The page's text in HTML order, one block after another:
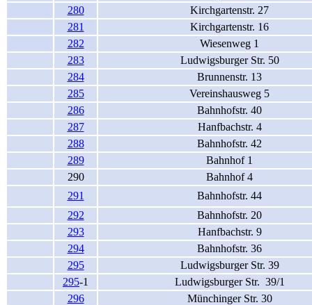
280
Kirchgartenstr. 27
281
Kirchgartenstr. 16
282
Wiesenweg 1
283
Ludwigsburger Str. 50
284
Brunnenstr. 13
285
Vereinshausweg 5
286
Bahnhofstr. 40
287
Hanfbachstr. 4
288
Bahnhofstr. 42
289
Bahnhof 1
290
Bahnhof 4
291
Bahnhofstr. 44
292
Bahnhofstr. 20
293
Hanfbachstr. 9
294
Bahnhofstr. 36
295
Ludwigsburger Str. 39
295-1
Ludwigsburger Str. 39/1
296
Münchinger Str. 30